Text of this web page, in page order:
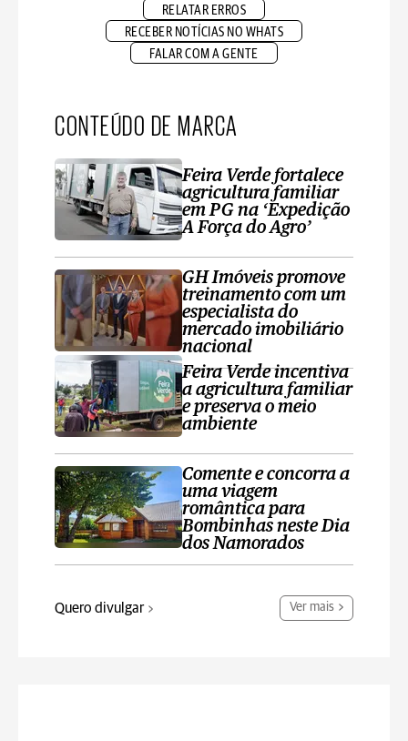
RELATAR ERROS
RECEBER NOTÍCIAS NO WHATS
FALAR COM A GENTE
CONTEÚDO DE MARCA
Feira Verde fortalece
agricultura familiar
em PG na ‘Expedição
A Força do Agro’
GH Imóveis promove
treinamento com um
especialista do
mercado imobiliário
nacional
Feira Verde incentiva
a agricultura familiar
e preserva o meio
ambiente
Comente e concorra a
uma viagem
romântica para
Bombinhas neste Dia
dos Namorados
Quero divulgar Ver mais